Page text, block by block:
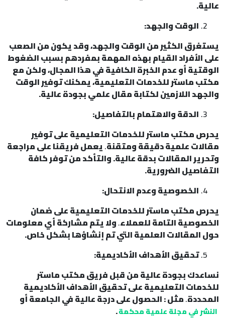
عالية.
الوقت والجهد:
يستغرق الكثير من الوقت والجهد، وقد يكون من الصعب
على الأفراد القيام بهذه المهمة بمفردهم بسبب الضغوط
الوقتية أو عدم الخبرة الكافية في هذا المجال، ولكن مع
مكتب ماستر للخدمات التعليمية، يمكنك توفير الوقت
والجهد اللازمين لكتابة مقال علمي بجودة عالية.
الدقة والاهتمام بالتفاصيل:
يحرص مكتب ماستر للخدمات التعليمية على توفير
مقالات علمية دقيقة ومتقنة.يعمل فريقنا على مراجعة
وتحرير المقالات بدقة عالية. والتأكد من توفر كافة
التفاصيل الضرورية.
الخصوصية وعدم الانتحال:
يحرص مكتب ماستر للخدمات التعليمية على ضمان
الخصوصية التامة للعملاء.ولا يتم مشاركة أي معلومات
حول المقالات العلمية التي تم إنشاؤها بشكل خاص.
تحقيق الأهداف الأكاديمية:
نساعدك بجودة عالية من قبل فريق مكتب ماستر
للخدمات التعليمية على تحقيق الأهداف الأكاديمية
المحددة.مثل : الحصول على درجة عالية في الجامعة أو
النشر في مجلة علمية محكمة.